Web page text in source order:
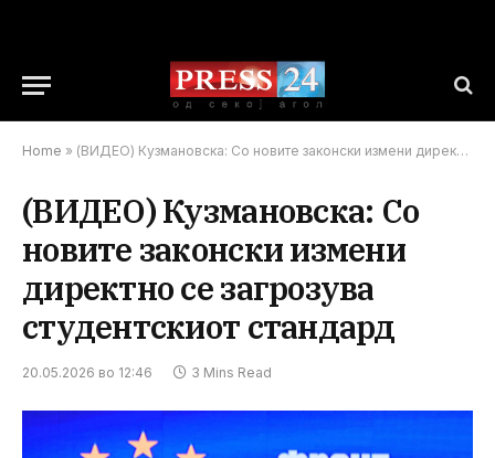
Home » (ВИДЕО) Кузмановска: Со новите законски измени директно се загрозува студентскиот стандард
(ВИДЕО) Кузмановска: Со
новите законски измени
директно се загрозува
студентскиот стандард
20.05.2026 во 12:46 3 Mins Read